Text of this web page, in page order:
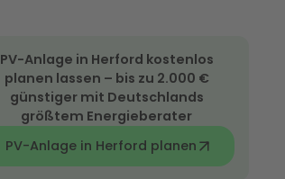
PV-Anlage in Herford kostenlos
planen lassen – bis zu 2.000 €
günstiger mit Deutschlands
größtem Energieberater
PV-Anlage in Herford planen